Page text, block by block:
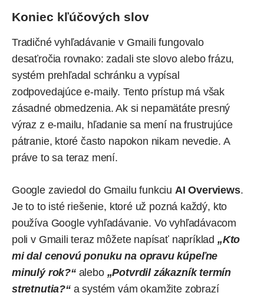
Koniec kľúčových slov
Tradičné vyhľadávanie v Gmaili fungovalo
desaťročia rovnako: zadali ste slovo alebo frázu,
systém prehľadal schránku a vypísal
zodpovedajúce e-maily. Tento prístup má však
zásadné obmedzenia. Ak si nepamätáte presný
výraz z e-mailu, hľadanie sa mení na frustrujúce
pátranie, ktoré často napokon nikam nevedie. A
práve to sa teraz mení.
Google zaviedol do Gmailu funkciu AI Overviews.
Je to to isté riešenie, ktoré už pozná každý, kto
používa Google vyhľadávanie. Vo vyhľadávacom
poli v Gmaili teraz môžete napísať napríklad „Kto
mi dal cenovú ponuku na opravu kúpeľne
minulý rok?“alebo„Potvrdil zákazník termín
stretnutia?“a systém vám okamžite zobrazí